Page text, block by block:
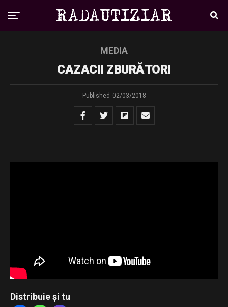
MEDIA
CAZACII ZBURĂTORI
Published 02/03/2018
Distribuie și tu